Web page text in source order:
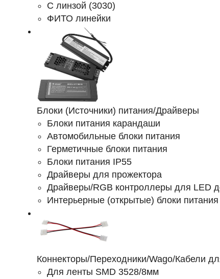
С линзой (3030)
ФИТО линейки
Блоки (Источники) питания/Драйверы
Блоки питания карандаши
Автомобильные блоки питания
Герметичные блоки питания
Блоки питания IP55
Драйверы для прожектора
Драйверы/RGB контроллеры для LED
Интерьерные (открытые) блоки питания
Коннекторы/Переходники/Wago/Кабели
Для ленты SMD 3528/8мм